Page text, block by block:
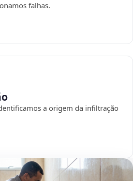
falhas.
a origem da infiltração